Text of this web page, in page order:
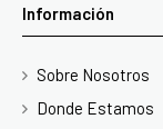
Información
Sobre Nosotros
Donde Estamos